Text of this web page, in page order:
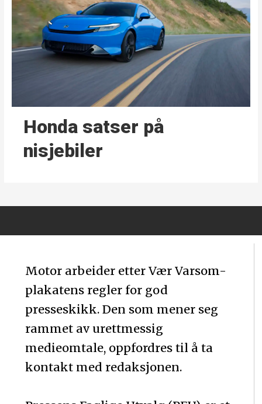
Honda satser på
nisjebiler
Motor arbeider etter Vær Varsom-
plakatens regler for god
presseskikk. Den som mener seg
rammet av urettmessig
medieomtale, oppfordres til å ta
kontakt med redaksjonen.